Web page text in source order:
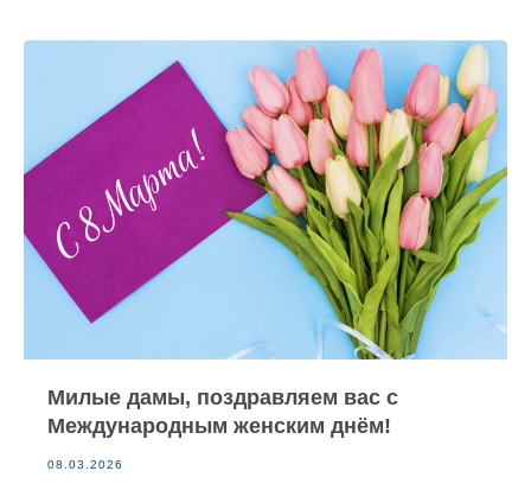
Милые дамы, поздравляем вас с
Международным женским днём!
08.03.2026